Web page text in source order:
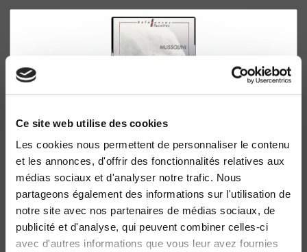
Ce site web utilise des cookies
Les cookies nous permettent de personnaliser le contenu
et les annonces, d'offrir des fonctionnalités relatives aux
médias sociaux et d'analyser notre trafic. Nous
partageons également des informations sur l'utilisation de
notre site avec nos partenaires de médias sociaux, de
publicité et d'analyse, qui peuvent combiner celles-ci
avec d'autres informations que vous leur avez fournies
Mussolini
Didier Musiedlak